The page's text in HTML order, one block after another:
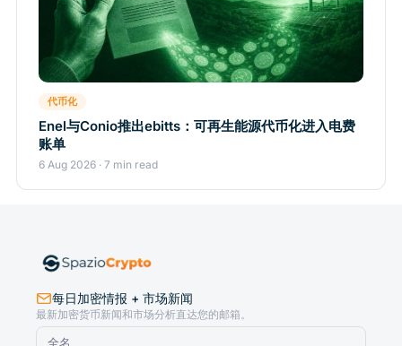
代币化
Enel与Conio推出ebitts：可再生能源代币化进入电费
账单
6 Aug 2026 · 7 min read
每日加密情报 + 市场新闻
最新加密货币新闻和市场分析直达您的邮箱。